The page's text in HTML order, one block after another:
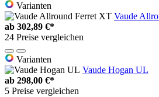
Varianten
Vaude
ab 302,89 €*
24 Preise vergleichen
Varianten
Vaude Hogan UL
ab 298,00 €*
5 Preise vergleichen